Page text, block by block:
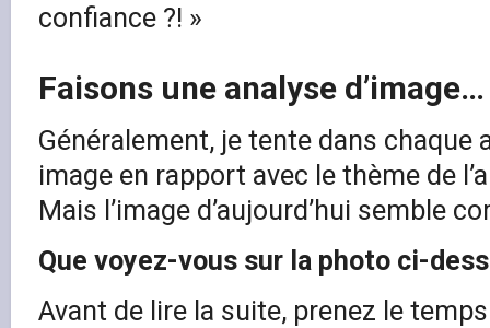
confiance ?! »
Faisons une analyse d’image…
Généralement, je tente dans chaque
image en rapport avec le thème de
Mais l’image d’aujourd’hui semble
Que voyez-vous sur la photo ci-
Avant de lire la suite, prenez le temps